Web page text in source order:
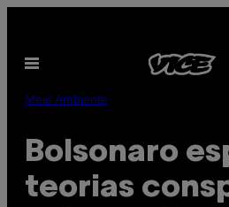
content
Open
Meio Ambiente
Bolsonaro
teorias